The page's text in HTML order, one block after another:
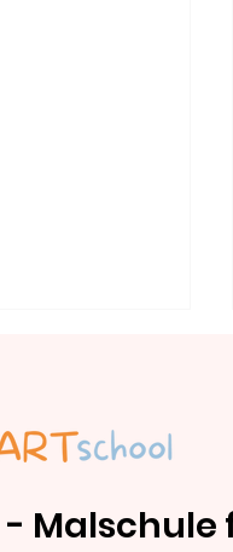
- Malschule